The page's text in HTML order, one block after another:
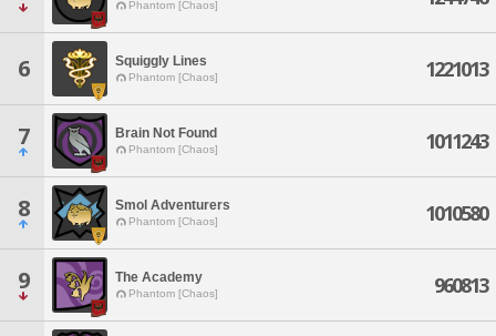
Phantom [Chaos]
6 Squiggly Lines
Phantom [Chaos] 1221013
7 Brain Not Found
Phantom [Chaos] 1011243
8 Smol Adventurers
Phantom [Chaos] 1010580
9 The Academy
Phantom [Chaos] 960813